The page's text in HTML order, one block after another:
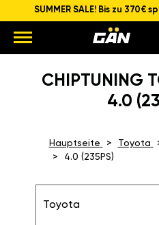
SUMMER SALE! Bis zu 370€
CHIPTUNING
4.0
Hauptseite Toyota
4.0 (235PS)
Toyota